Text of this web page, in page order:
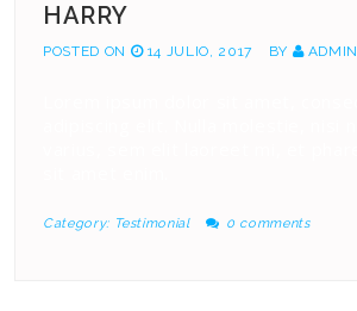
HARRY
POSTED ON 14 JULIO, 2017 BY ADMIN
Category: Testimonial 0 comments